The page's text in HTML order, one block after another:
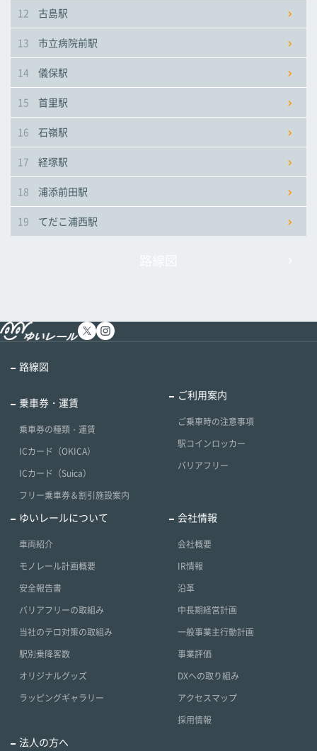
浦添前田駅
浦添前田駅
浦添前田駅
12 古島駅
13 市立病院前駅
14 儀保駅
15 首里駅
16 石嶺駅
17 経塚駅
18 浦添前田駅
19 てだこ浦西駅
路線図
乗車券・運賃
乗車券の種類・運賃
ICカード（OKICA）
ICカード（Suica）
フリー乗車券＆割引施設案内
ご利用案内
ご乗車時の注意事項
駅コインロッカー
バリアフリー
ゆいレールについて
車両紹介
モノレール計画概要
安全報告書
バリアフリーの取組み
当社のテロ対策の取組み
駅別乗降客数
オリジナルグッズ
ラッピングギャラリー
会社情報
会社概要
IR情報
沿革
中長期経営計画
一般事業主行動計画
事業評価
DXへの取り組み
アクセスマップ
採用情報
法人の方へ